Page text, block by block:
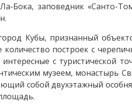
Бока, заповедник «Санто-
Кубы, признанный
количество построек с
с туристической
музеем, монастырь
собой двухэтажный